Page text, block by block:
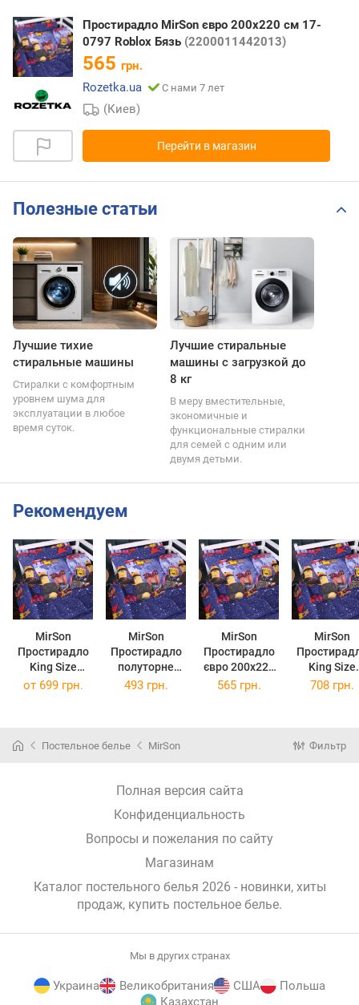
Простирадло MirSon євро 200x220 см 17-
0797 Roblox Бязь (2200011442013)
565 грн.
Rozetka.ua
С нами 7 лет
(Киев)
Перейти в магазин
Полезные статьи
Лучшие тихие
стиральные машины
Стиралки с комфортным
уровнем шума для
эксплуатации в любое
время суток.
Лучшие стиральные
машины с загрузкой до
8 кг
В меру вместительные,
экономичные и
функциональные стиралки
для семей с одним или
двумя детьми.
Рекомендуем
MirSon
Простирадло
King Size
220x240 см 17-
MirSon
Простирадло
полуторне
150x220 см
MirSon
Простирадло
євро 200x220
см Kids Time
MirSon
King Size
220x240
от 699 грн. 493 грн. 565 грн. 708 грн.
Постельное белье MirSon Фильтр
Полная версия сайта
Конфиденциальность
Вопросы и пожелания по сайту
Магазинам
Каталог постельного белья 2026 - новинки, хиты
продаж, купить постельное белье.
Мы в других странах
Украина Великобритания США
Польша
Казахстан